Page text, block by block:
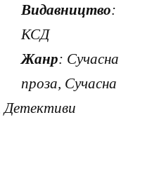
Видавництво:
КСД
Жанр: Сучасна
проза, Сучасна
Детективи